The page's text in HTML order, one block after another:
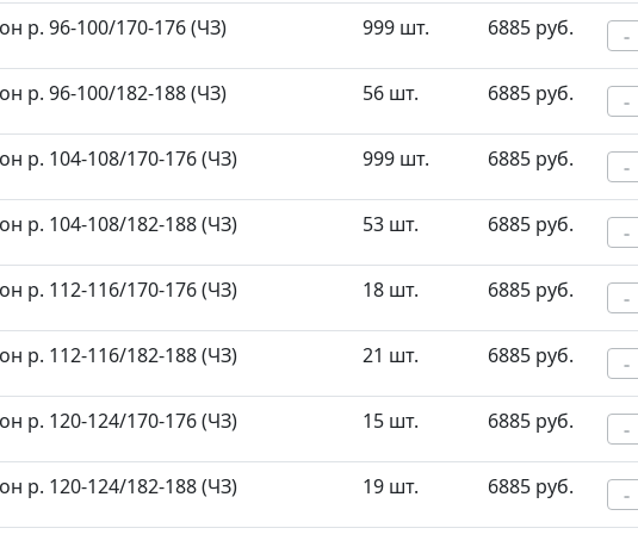
р. 96-100/170-176 (ЧЗ) 999 шт. 6885 руб. -
р. 96-100/182-188 (ЧЗ) 56 шт. 6885 руб. -
р. 104-108/170-176 (ЧЗ) 999 шт. 6885 руб. -
р. 104-108/182-188 (ЧЗ) 53 шт. 6885 руб. -
р. 112-116/170-176 (ЧЗ) 18 шт. 6885 руб. -
р. 112-116/182-188 (ЧЗ) 21 шт. 6885 руб. -
р. 120-124/170-176 (ЧЗ) 15 шт. 6885 руб. -
р. 120-124/182-188 (ЧЗ) 19 шт. 6885 руб. -